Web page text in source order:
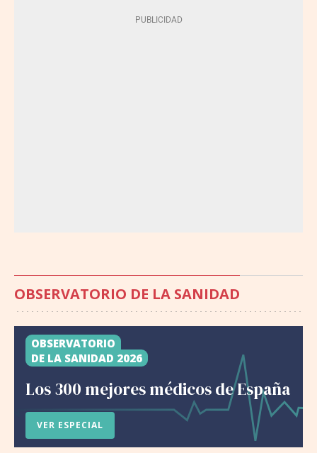
OBSERVATORIO DE LA SANIDAD
OBSERVATORIO
DE LA SANIDAD 2026
Los 300 mejores médicos de España
VER ESPECIAL